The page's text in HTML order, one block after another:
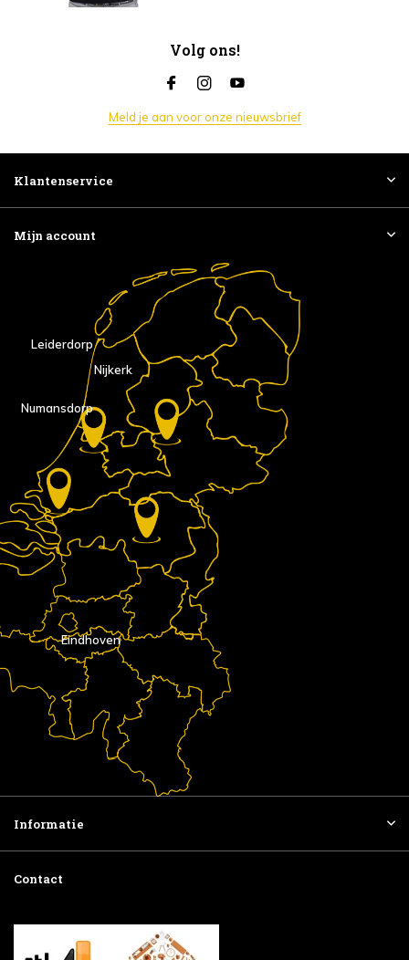
Volg ons!
Meld je aan voor onze nieuwsbrief
Klantenservice
Mijn account
Eindhoven
Nijkerk
Numansdorp
Leiderdorp
Informatie
Contact